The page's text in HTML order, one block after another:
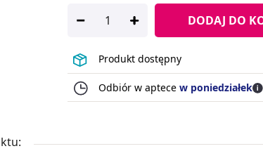
DODAJ DO
Produkt dostępny
Odbiór w aptece w poniedziałek